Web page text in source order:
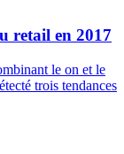
retail en 2017
le on et le
trois tendances